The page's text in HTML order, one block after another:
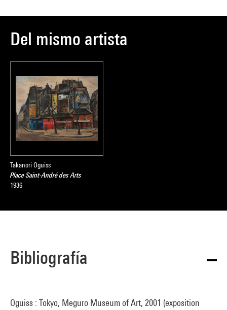
Del mismo artista
Takanori Oguiss
Place Saint-André des Arts
1936
Bibliografía
Oguiss : Tokyo, Meguro Museum of Art, 2001 (exposition